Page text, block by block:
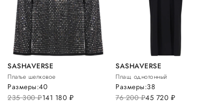
SASHAVERSE
Платье шелковое
235 300руб.141 180 руб.
Размеры:40
SASHAVERSE
Плащ однотонный
76 200руб.45 720 руб.
Размеры:38